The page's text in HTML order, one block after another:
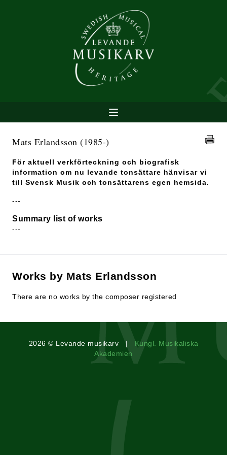
Mats Erlandsson (1985-)
För aktuell verkförteckning och biografisk
information om nu levande tonsättare hänvisar vi
till Svensk Musik och tonsättarens egen hemsida.
---
Summary list of works
---
Works by Mats Erlandsson
There are no works by the composer registered
2026 © Levande musikarv | Kungl. Musikaliska
Akademien